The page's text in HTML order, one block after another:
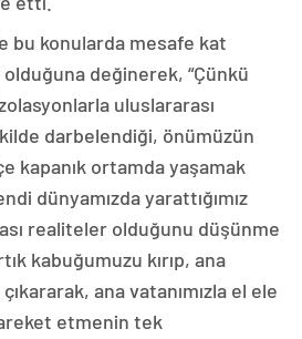
bu konularda mesafe kat
değinerek, “Çünkü
uluslararası
darbelendiği, önümüzün
kapanık ortamda yaşamak
dünyamızda yarattığımız
realiteler olduğunu düşünme
kabuğumuzu kırıp, ana
ana vatanımızla el ele
etmenin tek